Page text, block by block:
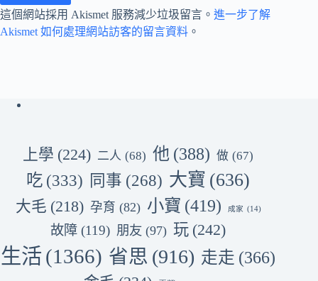
這個網站採用 Akismet 服務減少垃圾留言。 進一步了解
Akismet 如何處理網站訪客的留言資料 。
上學 (224) 二人 (68) 他 (388) 做 (67)
吃 (333) 同事 (268) 大寶 (636)
大毛 (218) 孕育 (82) 小寶 (419) 成家 (14)
故障 (119) 朋友 (97) 玩 (242)
生活 (1366) 省思 (916) 走走 (366)